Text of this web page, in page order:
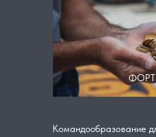
ФОРТ
Командообразование